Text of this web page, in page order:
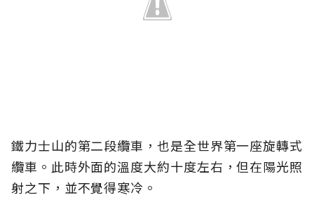
鐵力士山的第二段纜車，也是全世界第一座旋轉式
纜車。此時外面的溫度大約十度左右，但在陽光照
射之下，並不覺得寒冷。